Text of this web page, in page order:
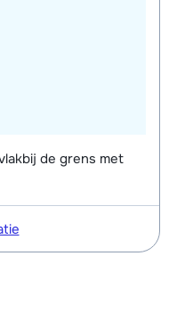
de grens met